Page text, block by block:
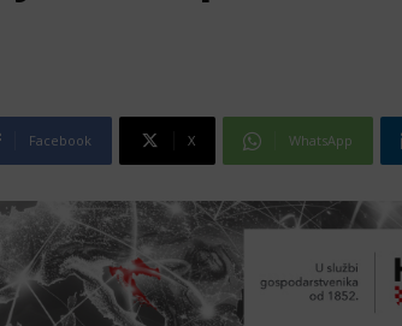
Facebook X WhatsApp